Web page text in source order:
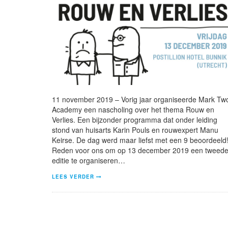
11 november 2019 – Vorig jaar organiseerde Mark
Academy een nascholing over het thema Rouw en
Verlies. Een bijzonder programma dat onder leiding
stond van huisarts Karin Pouls en rouwexpert Manu
Keirse. De dag werd maar liefst met een 9 beoordeeld!
Reden voor ons om op 13 december 2019 een tweede
editie te organiseren…
LEES VERDER